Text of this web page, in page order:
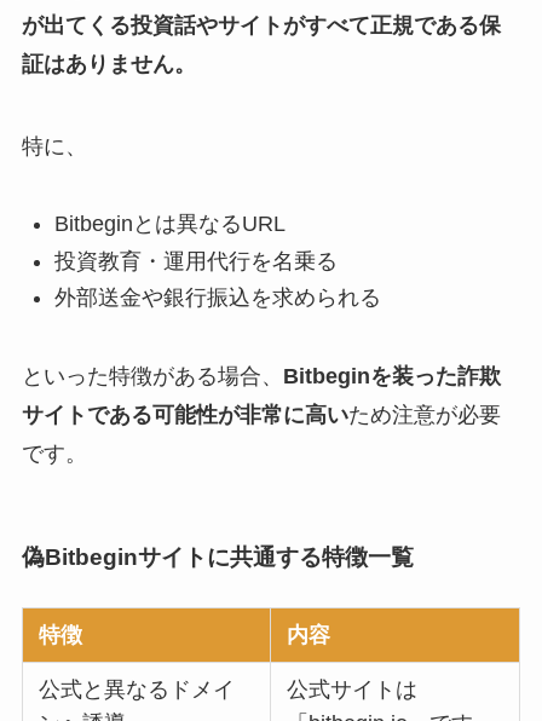
が出てくる投資話やサイトがすべて正規である保
証はありません。
特に、
Bitbeginとは異なるURL
投資教育・運用代行を名乗る
外部送金や銀行振込を求められる
といった特徴がある場合、 Bitbeginを装った詐欺
サイトである可能性が非常に高いため注意が必要
です。
偽Bitbeginサイトに共通する特徴一覧
特徴 内容
公式と異なるドメイ
公式サイトは